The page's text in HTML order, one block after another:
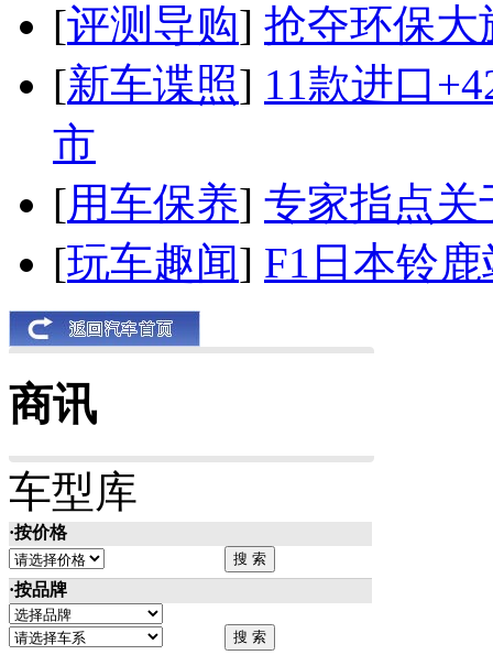
[评测导购] 抢夺环保大
[新车谍照] 11款进口
市
[用车保养] 专家指点关
[玩车趣闻] F1日本铃
商讯
车型库
·按价格
·按品牌